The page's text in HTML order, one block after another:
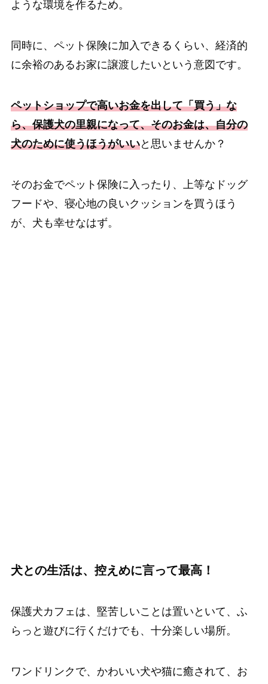
ような環境を作るため。
同時に、ペット保険に加入できるくらい、経済的
に余裕のあるお家に譲渡したいという意図です。
ペットショップで高いお金を出して「買う」な
ら、保護犬の里親になって、そのお金は、自分の
犬のために使うほうがいいと思いませんか？
そのお金でペット保険に入ったり、上等なドッグ
フードや、寝心地の良いクッションを買うほう
が、犬も幸せなはず。
犬との生活は、控えめに言って最高！
保護犬カフェは、堅苦しいことは置いといて、ふ
らっと遊びに行くだけでも、十分楽しい場所。
ワンドリンクで、かわいい犬や猫に癒されて、お